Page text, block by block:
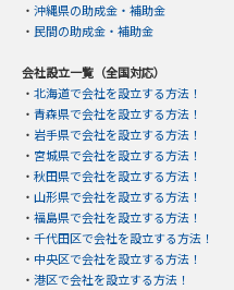
・ 沖縄県の助成金・補助金
・ 民間の助成金・補助金
会社設立一覧（全国対応）
・ 北海道で会社を設立する方法！
・ 青森県で会社を設立する方法！
・ 岩手県で会社を設立する方法！
・ 宮城県で会社を設立する方法！
・ 秋田県で会社を設立する方法！
・ 山形県で会社を設立する方法！
・ 福島県で会社を設立する方法！
・ 千代田区で会社を設立する方法！
・ 中央区で会社を設立する方法！
・ 港区で会社を設立する方法！